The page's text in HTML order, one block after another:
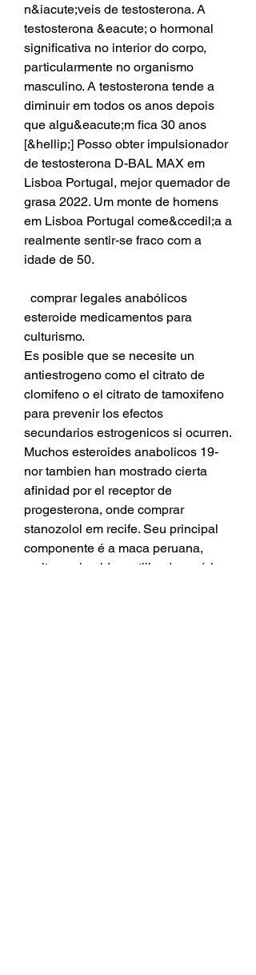
n&iacute;veis de testosterona. A
testosterona &eacute; o hormonal
significativa no interior do corpo,
particularmente no organismo
masculino. A testosterona tende a
diminuir em todos os anos depois
que algu&eacute;m fica 30 anos
[&hellip;] Posso obter impulsionador
de testosterona D-BAL MAX em
Lisboa Portugal, mejor quemador de
grasa 2022. Um monte de homens
em Lisboa Portugal come&ccedil;a a
realmente sentir-se fraco com a
idade de 50.
esteroide medicamentos para
culturismo.
Es posible que se necesite un
antiestrogeno como el citrato de
clomifeno o el citrato de tamoxifeno
para prevenir los efectos
secundarios estrogenicos si ocurren.
Muchos esteroides anabolicos 19-
nor tambien han mostrado cierta
afinidad por el receptor de
progesterona, onde comprar
stanozolol em recife. Seu principal
componente é a maca peruana,
muito conhecida e utilizada a vários